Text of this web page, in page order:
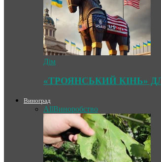
Дім
«ТРОЯНСЬКИЙ КІНЬ»
Виноград
AllВиноробство